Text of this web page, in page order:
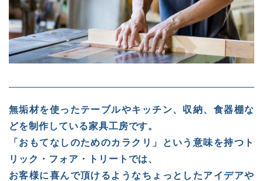
無垢材を使ったテーブルやキッチン、収納、食器棚な
どを制作している家具工房です。
「おもてなしのためのカラクリ」という意味を持つト
リック・フォア・トリートでは、
お客様に喜んで頂けるようなちょっとしたアイデアや